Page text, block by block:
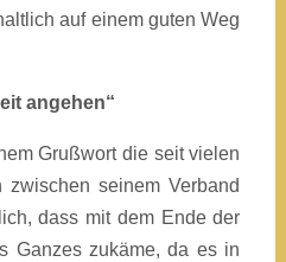
auf einem guten Weg
angehen“
Grußwort die seit vielen
seinem Verband
dass mit dem Ende der
Ganzes zukäme, da es in